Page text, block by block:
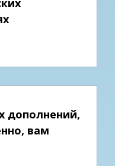
дополнений,
вам